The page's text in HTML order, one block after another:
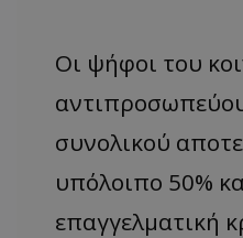
Οι ψήφοι του
συνολικού
υπόλοιπο 50%
επαγγελματική